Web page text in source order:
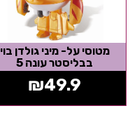
מטוסי על- מיני גולדן בוי
בבליסטר עונה 5
₪49.9